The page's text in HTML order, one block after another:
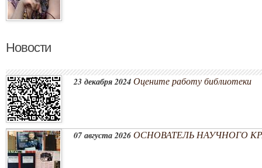
Новости
23 декабря 2024 Оцените работу библиотеки
07 августа 2026 ОСНОВАТЕЛЬ НАУЧНОГО